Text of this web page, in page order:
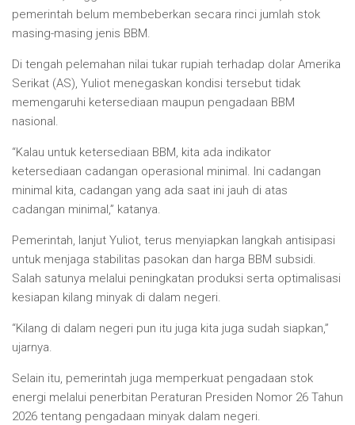
pemerintah belum membeberkan secara rinci jumlah stok
masing-masing jenis BBM.
Di tengah pelemahan nilai tukar rupiah terhadap dolar Amerika
Serikat (AS), Yuliot menegaskan kondisi tersebut tidak
memengaruhi ketersediaan maupun pengadaan BBM
nasional.
“Kalau untuk ketersediaan BBM, kita ada indikator
ketersediaan cadangan operasional minimal. Ini cadangan
minimal kita, cadangan yang ada saat ini jauh di atas
cadangan minimal,” katanya.
Pemerintah, lanjut Yuliot, terus menyiapkan langkah antisipasi
untuk menjaga stabilitas pasokan dan harga BBM subsidi.
Salah satunya melalui peningkatan produksi serta optimalisasi
kesiapan kilang minyak di dalam negeri.
“Kilang di dalam negeri pun itu juga kita juga sudah siapkan,”
ujarnya.
Selain itu, pemerintah juga memperkuat pengadaan stok
energi melalui penerbitan Peraturan Presiden Nomor 26 Tahun
2026 tentang pengadaan minyak dalam negeri.